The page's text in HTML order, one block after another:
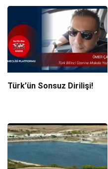
Saçıyor?
Türk’ün Sonsuz Dirilişi!